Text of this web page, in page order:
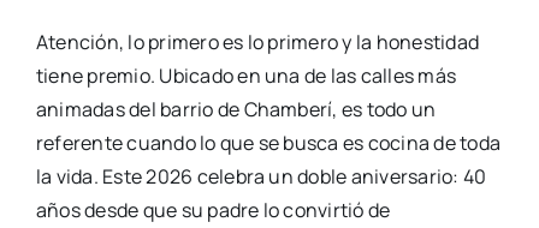
Atención, lo primero es lo primero y la honestidad
tiene premio. Ubicado en una de las calles más
animadas del barrio de Chamberí, es todo un
referente cuando lo que se busca es cocina de toda
la vida. Este 2026 celebra un doble aniversario: 40
años desde que su padre lo convirtió de